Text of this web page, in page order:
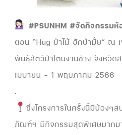
#PSUNHM #จัดกิจกรรมห้
ตอน “Hug ป่าไม้ ฮักป่ามั้ย” ณ เ
พันธุ์สัตว์ป่าโตนงานช้าง จังหวัด
เมษายน – 1 พฤษภาคม 2566
.
ซึ่งโครงการในครั้งนี้มีน้องๆ
ภัณฑ์ฯ มีกิจกรรมสุดพิเศษมากม